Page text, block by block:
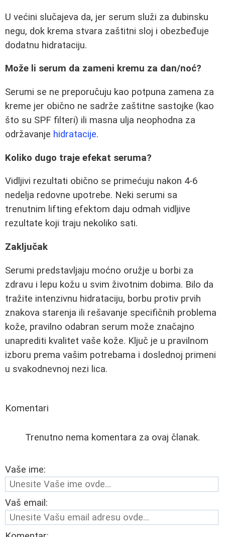
U većini slučajeva da, jer serum služi za dubinsku
negu, dok krema stvara zaštitni sloj i obezbeđuje
dodatnu hidrataciju.
Može li serum da zameni kremu za dan/noć?
Serumi se ne preporučuju kao potpuna zamena za
kreme jer obično ne sadrže zaštitne sastojke (kao
što su SPF filteri) ili masna ulja neophodna za
održavanje hidratacije.
Koliko dugo traje efekat seruma?
Vidljivi rezultati obično se primećuju nakon 4-6
nedelja redovne upotrebe. Neki serumi sa
trenutnim lifting efektom daju odmah vidljive
rezultate koji traju nekoliko sati.
Zaključak
Serumi predstavljaju moćno oružje u borbi za
zdravu i lepu kožu u svim životnim dobima. Bilo da
tražite intenzivnu hidrataciju, borbu protiv prvih
znakova starenja ili rešavanje specifičnih problema
kože, pravilno odabran serum može značajno
unaprediti kvalitet vaše kože. Ključ je u pravilnom
izboru prema vašim potrebama i doslednoj primeni
u svakodnevnoj nezi lica.
Komentari
Trenutno nema komentara za ovaj članak.
Vaše ime:
Vaš email: